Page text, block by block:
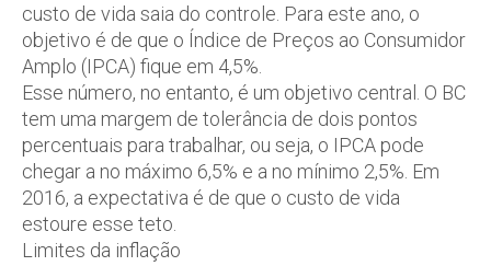
custo de vida saia do controle. Para este ano, o
objetivo é de que o Índice de Preços ao Consumidor
Amplo (IPCA) fique em 4,5%.
Esse número, no entanto, é um objetivo central. O BC
tem uma margem de tolerância de dois pontos
percentuais para trabalhar, ou seja, o IPCA pode
chegar a no máximo 6,5% e a no mínimo 2,5%. Em
2016, a expectativa é de que o custo de vida
estoure esse teto.
Limites da inflação